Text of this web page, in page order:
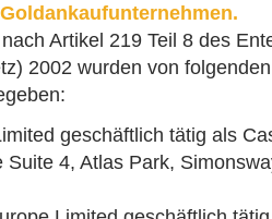
Artikel 219 Teil 8 des
2002 wurden von
geschäftlich tätig als
Suite 4, Atlas Park,